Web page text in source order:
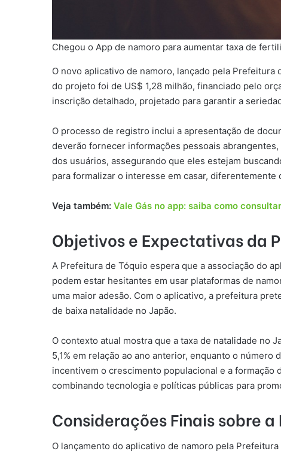
Chegou o App de namoro para aumentar taxa de
O novo aplicativo de namoro, lançado pela
do projeto foi de US$ 1,28 milhão, financiado pelo
inscrição detalhado, projetado para garantir a
O processo de registro inclui a apresentação de
deverão fornecer informações pessoais
dos usuários, assegurando que eles estejam
para formalizar o interesse em casar,
Veja também: Vale Gás no app: saiba como
Objetivos e Expectativas da
A Prefeitura de Tóquio espera que a associação do
podem estar hesitantes em usar plataformas de
uma maior adesão. Com o aplicativo, a prefeitura
de baixa natalidade no Japão.
O contexto atual mostra que a taxa de natalidade no
5,1% em relação ao ano anterior, enquanto o
incentivem o crescimento populacional e a formação
combinando tecnologia e políticas públicas para
Considerações Finais sobre
O lançamento do aplicativo de namoro pela